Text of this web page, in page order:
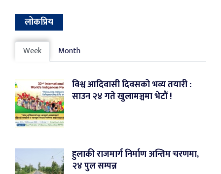
लोकप्रिय
Week Month
विश्व आदिवासी दिवसको भव्य तयारी :
साउन २४ गते खुलामञ्चमा भेटौं !
हुलाकी राजमार्ग निर्माण अन्तिम चरणमा,
२४ पुल सम्पन्न